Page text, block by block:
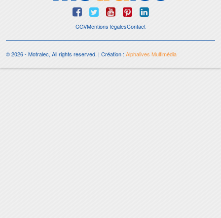
CGVMentions légalesContact
© 2026 - Motralec, All rights reserved. | Création :Alphalives Multimédia